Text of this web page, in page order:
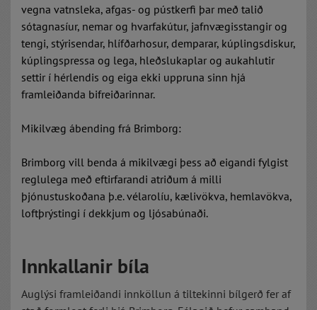
vegna vatnsleka, afgas- og pústkerfi þar með talið
sótagnasíur, nemar og hvarfakútur, jafnvægisstangir og
tengi, stýrisendar, hlífðarhosur, demparar, kúplingsdiskur,
kúplingspressa og lega, hleðslukaplar og aukahlutir
settir í hérlendis og eiga ekki uppruna sinn hjá
framleiðanda bifreiðarinnar.
Mikilvæg ábending frá Brimborg:
Brimborg vill benda á mikilvægi þess að eigandi fylgist
reglulega með eftirfarandi atriðum á milli
þjónustuskoðana þ.e. vélarolíu, kælivökva, hemlavökva,
loftþrýstingi í dekkjum og ljósabúnaði.
Innkallanir bíla
Auglýsi framleiðandi innköllun á tiltekinni bílgerð fer af